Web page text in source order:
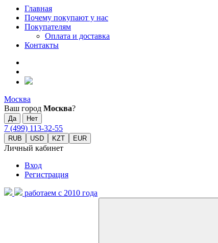
Главная
Почему покупают у нас
Покупателям
Оплата и доставка
Контакты
Москва
Ваш город Москва?
7 (499) 113-32-55
RUB USD KZT EUR
Личный кабинет
Вход
Регистрация
работаем с 2010 года